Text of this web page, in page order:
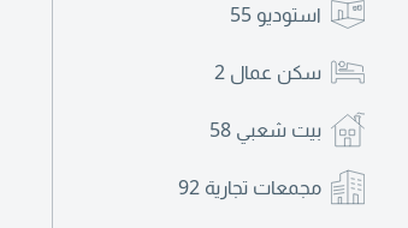
استوديو 55
سكن عمال 2
بيت شعبي 58
مجمعات تجارية 92